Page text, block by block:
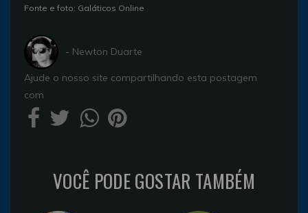
Fonte e foto: Galáticos Online
- Newton Duarte
Ajude o nosso site compartilhando esta postagem
com
VOCÊ PODE GOSTAR TAMBÉM